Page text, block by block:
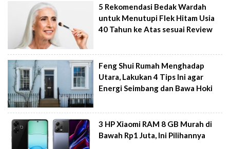
5 Rekomendasi Bedak Wardah
untuk Menutupi Flek Hitam Usia
40 Tahun ke Atas sesuai Review
Feng Shui Rumah Menghadap
Utara, Lakukan 4 Tips Ini agar
Energi Seimbang dan Bawa Hoki
3 HP Xiaomi RAM 8 GB Murah di
Bawah Rp1 Juta, Ini Pilihannya